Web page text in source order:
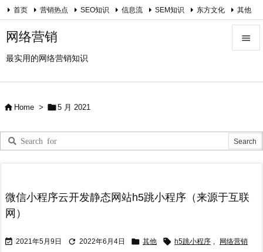
网络营销
最实用的网络营销知识

Prev

Next
Search
首页 营销热点 SEO知识 信息流 SEM知识 东方文化 其他
关于我
 Home > 5 月 2021
微信小程序云开发静态网站h5跳小程序（来源于互联
网）
 2021年5月9日  2022年6月4日  其他  h5跳小程序 , 网络营销